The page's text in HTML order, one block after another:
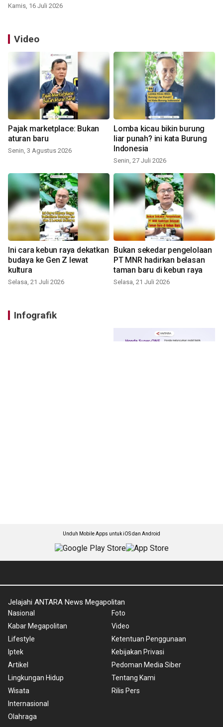
Kamis, 16 Juli 2026
Video
Pajak marketplace: Bukan
aturan baru
Senin, 3 Agustus 2026
Lomba kicau bikin burung
liar punah? ini kata Burung
Indonesia
Senin, 27 Juli 2026
Ini cara kebun raya dekatkan
budaya ke Gen Z lewat
kultura
Selasa, 21 Juli 2026
Bukan sekedar pengelolaan
PT MNR hadirkan belasan
taman baru di kebun raya
Selasa, 21 Juli 2026
Infografik
Unduh Mobile Apps untuk iOS dan Android
Jelajahi ANTARA News Megapolitan
Nasional
Kabar Megapolitan
Lifestyle
Iptek
Artikel
Lingkungan Hidup
Wisata
Internasional
Olahraga
Foto
Video
Ketentuan Penggunaan
Kebijakan Privasi
Pedoman Media Siber
Tentang Kami
Rilis Pers